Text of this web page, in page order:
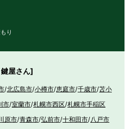
り
屋さん]
/北広島市/小樽市/恵庭市/千歳市/苫小
市/室蘭市/札幌市西区/札幌市手稲区
原市/青森市/弘前市/十和田市/八戸市